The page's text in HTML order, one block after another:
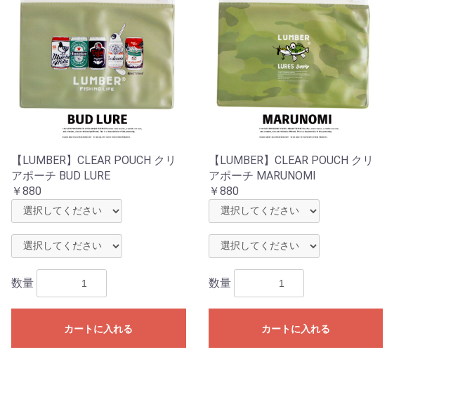
【LUMBER】CLEAR POUCH クリ
アポーチ BUD LURE
￥880
数量
カートに入れる
【LUMBER】CLEAR POUCH クリ
アポーチ MARUNOMI
￥880
数量
カートに入れる